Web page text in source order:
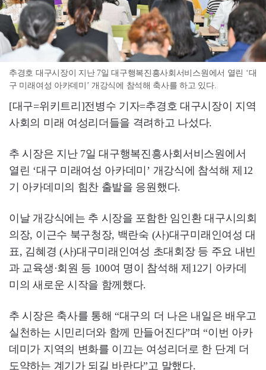
추경호 대구시장이 지난 7일 대구행복진흥사회서비스원에서 열린 ‘대
구 미래여성 아카데미’ 개강식에 참석해 축사를 하고 있다.
[대구=위키트리]전병수 기자=추경호 대구시장이 지역
사회의 미래 여성리더들을 격려하고 나섰다.
추 시장은 지난 7일 대구행복진흥사회서비스원에서
열린 ‘대구 미래여성 아카데미’ 개강식에 참석해 제12
기 아카데미의 힘찬 출발을 응원했다.
이날 개강식에는 추 시장을 포함한 임인환 대구시의회
의장, 이근수 북구청장, 백란숙 (사)대구미래인여성 대
표, 김혜경 (사)대구미래인여성 초대회장 등 주요 내빈
과 교육생·회원 등 100여 명이 참석해 제12기 아카데
미의 새로운 시작을 함께했다.
추 시장은 축사를 통해 “대구의 더 나은 내일은 배우고
실천하는 시민리더와 함께 만들어진다”​며 “이번 아카
데미가 지역의 변화를 이끄는 여성리더로 한 단계 더
도약하는 계기가 되길 바란다”고 말했다.